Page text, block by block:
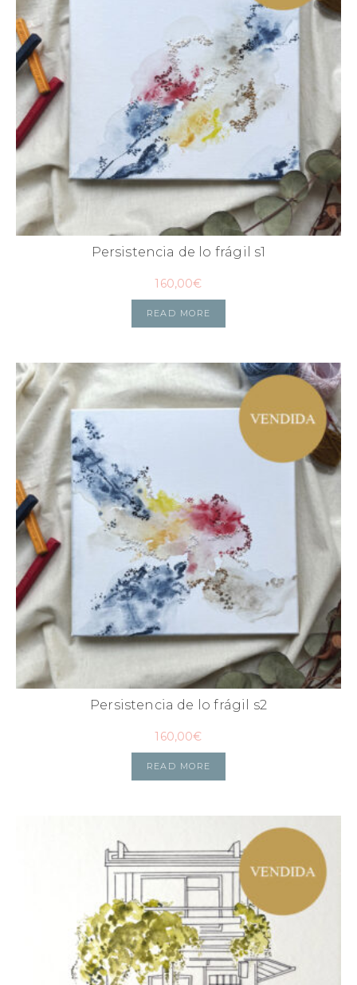
Persistencia de lo frágil s1
160,00€
READ MORE
Persistencia de lo frágil s2
160,00€
READ MORE